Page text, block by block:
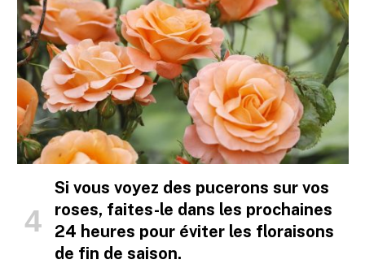
Si vous voyez des pucerons sur vos
roses, faites-le dans les prochaines
24 heures pour éviter les floraisons
de fin de saison.